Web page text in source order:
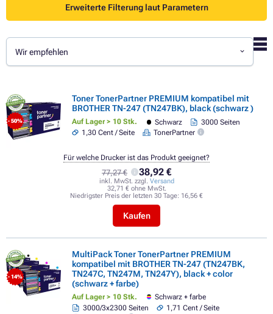
Erweiterte Filterung laut Parametern
Wir empfehlen
- 50%
Toner TonerPartner PREMIUM kompatibel mit
BROTHER TN-247 (TN247BK), black (schwarz )
Auf Lager > 10 Stk. Schwarz
3000 Seiten
1,30 Cent / Seite
TonerPartner
77,27 € 38,92 €
inkl. MwSt. zzgl. Versand
32,71 € ohne MwSt.
Niedrigster Preis der letzten 30 Tage: 16,56 €
Kaufen
Für welche Drucker ist das Produkt geeignet?
- 14%
MultiPack Toner TonerPartner PREMIUM
kompatibel mit BROTHER TN-247 (TN247BK,
TN247C, TN247M, TN247Y), black + color
(schwarz + farbe)
Auf Lager > 10 Stk.
Schwarz + farbe
3000/3x2300 Seiten
1,71 Cent / Seite